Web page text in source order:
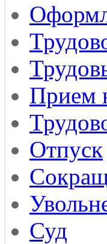
Прием
Отпуск
Суд